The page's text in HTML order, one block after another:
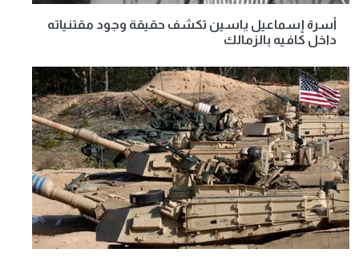
أسرة إسماعيل ياسين تكشف حقيقة وجود مقتنياته
داخل كافيه بالزمالك